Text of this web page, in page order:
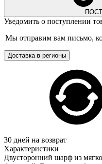
Уведомить о поступлении
Мы отправим вам письмо,
Доставка в регионы
30 дней на возврат
Характеристики
Двусторонний шарф из